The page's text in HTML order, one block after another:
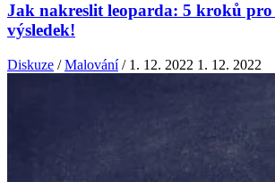
Jak nakreslit leoparda: 5 kroků
výsledek!
Diskuze /Malování/ 1. 12. 2022 1. 12. 2022